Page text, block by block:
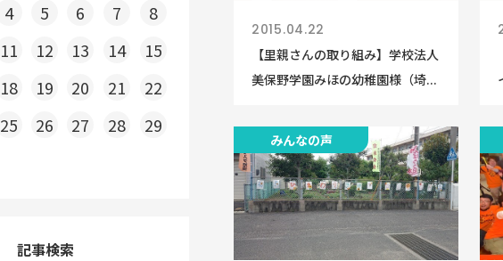
2015.04.22
【里親さんの取り組み】学校法人
美保野学園みほの幼稚園様（埼...
みんなの声
4 5 6 7
8
11 12 13 14
15
18 19 20 21
22
25 26 27 28
29
記事検索